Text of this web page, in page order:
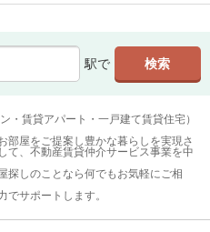
駅で
・賃貸アパート・一戸建て賃貸住宅）
部屋をご提案し豊かな暮らしを実現さ
て、不動産賃貸仲介サービス事業を中
探しのことなら何でもお気軽にご相
サポートします。